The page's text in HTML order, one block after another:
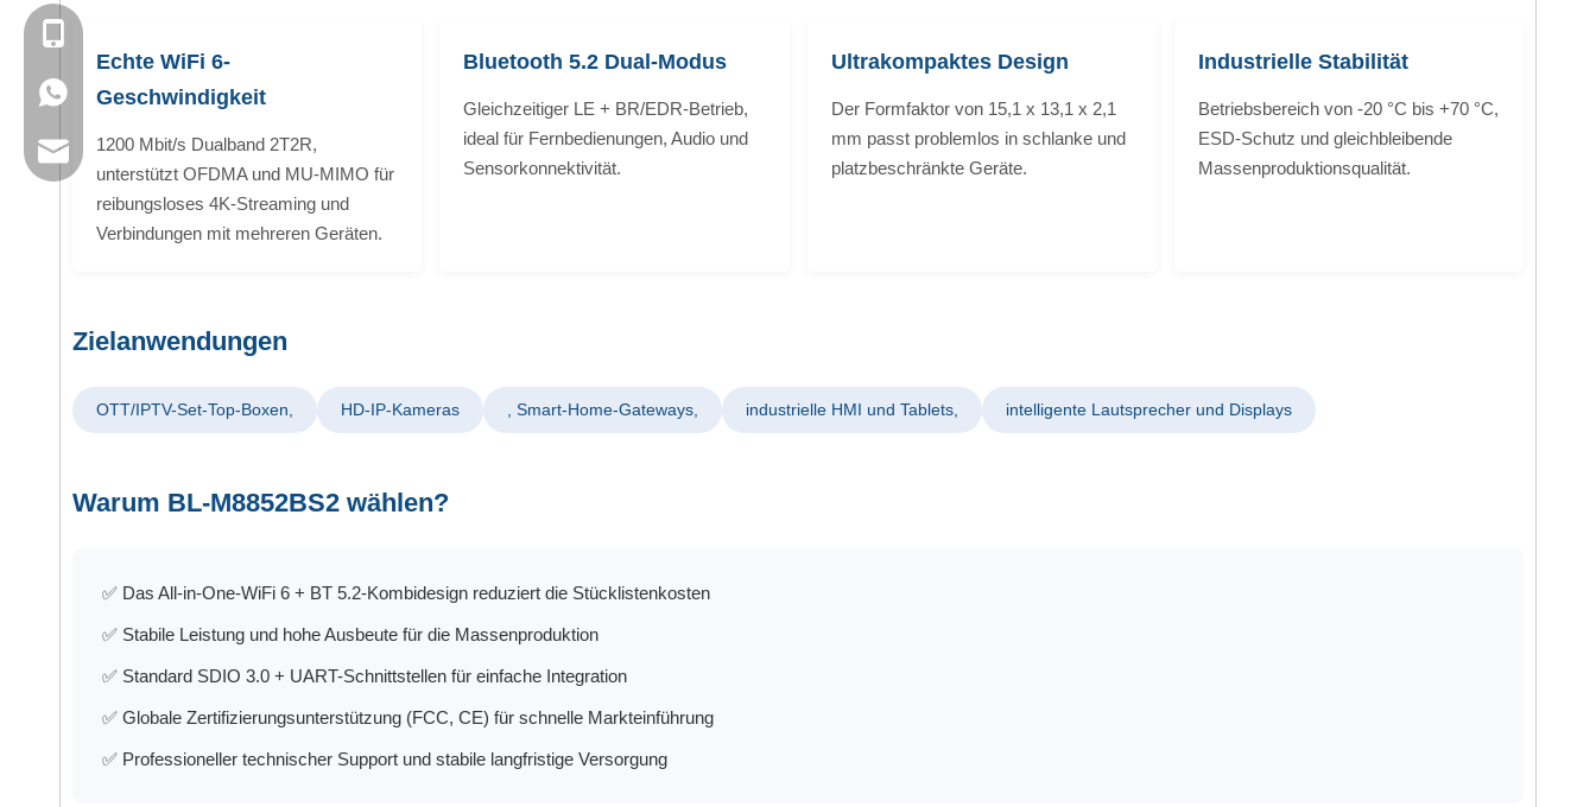
Echte WiFi 6-
Geschwindigkeit
1200 Mbit/s Dualband 2T2R,
unterstützt OFDMA und MU-MIMO für
reibungsloses 4K-Streaming und
Verbindungen mit mehreren Geräten.
Bluetooth 5.2 Dual-Modus
Gleichzeitiger LE + BR/EDR-Betrieb,
ideal für Fernbedienungen, Audio und
Sensorkonnektivität.
Ultrakompaktes Design
Der Formfaktor von 15,1 x 13,1 x 2,1
mm passt problemlos in schlanke und
platzbeschränkte Geräte.
Industrielle Stabilität
Betriebsbereich von -20 °C bis +70 °C,
ESD-Schutz und gleichbleibende
Massenproduktionsqualität.
Zielanwendungen
OTT/IPTV-Set-Top-Boxen, HD-IP-Kameras , Smart-Home-Gateways, industrielle HMI und Tablets, intelligente Lautsprecher und Displays
Warum BL-M8852BS2 wählen?
✅ Das All-in-One-WiFi 6 + BT 5.2-Kombidesign reduziert die Stücklistenkosten
✅ Stabile Leistung und hohe Ausbeute für die Massenproduktion
✅ Standard SDIO 3.0 + UART-Schnittstellen für einfache Integration
✅ Globale Zertifizierungsunterstützung (FCC, CE) für schnelle Markteinführung
✅ Professioneller technischer Support und stabile langfristige Versorgung
+86 13923714138
Geschäftliche E-Mail: sales@lb-link.com
Technischer Support: info@lb-link.com